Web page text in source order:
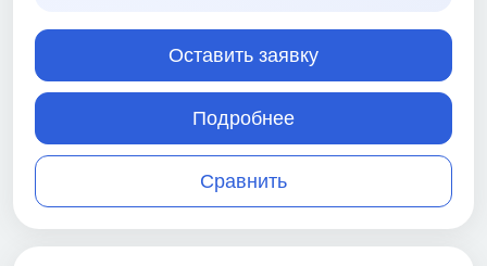
Сравнить
Оставить заявку
Подробнее